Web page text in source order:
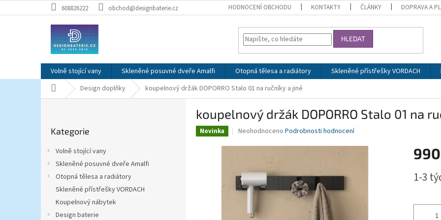
na
608826222 obchod@designbaterie.cz HODNOCENÍ OBCHODU KONTAKTY ČLÁNKY DOPRAVA A
HLEDAT
Volně stojící vany Skleněné posuvné dveře Amalfi Otopná tělesa a radiátory Skleněné přístřešky VORDACH
Domů Design doplňky koupelnový držák DOPORRO Stalo 01 na ručníky a jiné
kategorie
Kategorie
Volně stojící vany
Skleněné posuvné dveře Amalfi
Otopná tělesa a radiátory
Skleněné přístřešky VORDACH
Koupelnový nábytek
Design baterie
koupelnový držák DOPORRO Stalo 01 na
Novinka
Průměrné
produktu
z
5
hvězdiček.
Neohodnoceno Podrobnosti hodnocení
cena:
1-3